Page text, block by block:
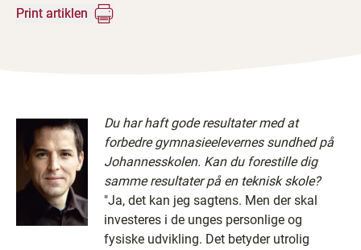
Print artiklen
Du har haft gode resultater med at
forbedre gymnasieelevernes sundhed på
Johannesskolen. Kan du forestille dig
samme resultater på en teknisk skole?
"Ja, det kan jeg sagtens. Men der skal
investeres i de unges personlige og
fysiske udvikling. Det betyder utrolig